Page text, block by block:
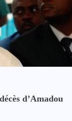
d’Amadou